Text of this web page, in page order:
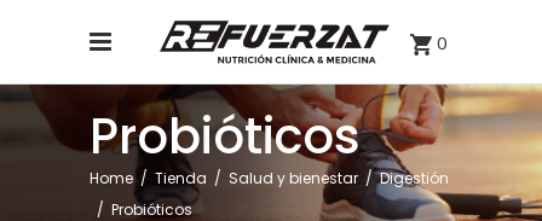
0
Probióticos
Home / Tienda / Salud y bienestar/Digestión
/ Probióticos